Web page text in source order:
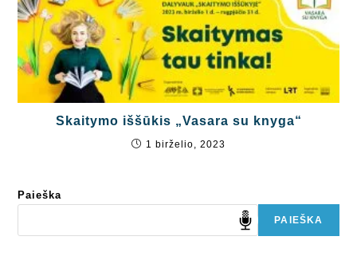
Skaitymo iššūkis „Vasara su knyga“
1 birželio, 2023
Paieška
PAIEŠKA